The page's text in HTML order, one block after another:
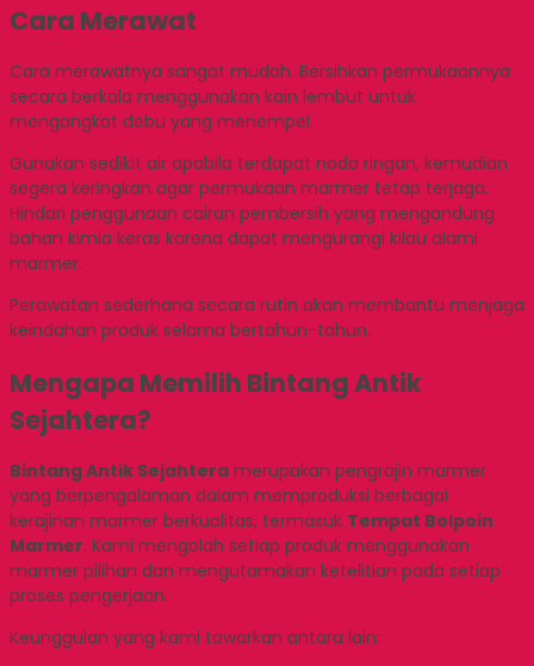
Cara Merawat
Cara merawatnya sangat mudah. Bersihkan permukaannya
secara berkala menggunakan kain lembut untuk
mengangkat debu yang menempel.
Gunakan sedikit air apabila terdapat noda ringan, kemudian
segera keringkan agar permukaan marmer tetap terjaga.
Hindari penggunaan cairan pembersih yang mengandung
bahan kimia keras karena dapat mengurangi kilau alami
marmer.
Perawatan sederhana secara rutin akan membantu menjaga
keindahan produk selama bertahun-tahun.
Mengapa Memilih Bintang Antik
Sejahtera?
Bintang Antik Sejahtera merupakan pengrajin marmer
yang berpengalaman dalam memproduksi berbagai
kerajinan marmer berkualitas, termasuk Tempat Bolpoin
Marmer. Kami mengolah setiap produk menggunakan
marmer pilihan dan mengutamakan ketelitian pada setiap
proses pengerjaan.
Keunggulan yang kami tawarkan antara lain: